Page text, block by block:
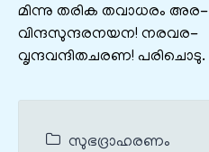
മിന്നു തരിക തവാധരം അര-
വിന്ദസുന്ദരനയന! നരവര-
വൃന്ദവന്ദിതചരണ! പരിചൊടു.
സുഭദ്രാഹരണം